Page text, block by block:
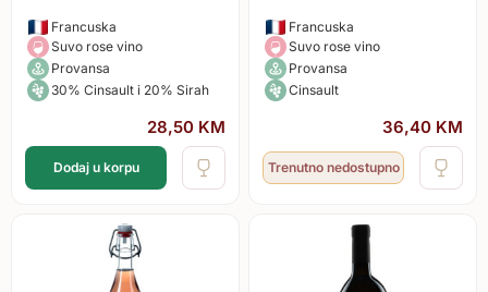
Francuska
Suvo rose vino
Provansa
30% Cinsault i 20% Sirah
28,50 KM
Dodaj u korpu
Francuska
Suvo rose vino
Provansa
Cinsault
36,40 KM
Trenutno nedostupno